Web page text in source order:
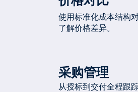
使用标准化成本结构
了解价格差异。
采购管理
从授标到交付全程跟